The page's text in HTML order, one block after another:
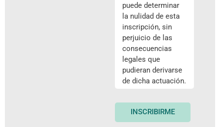
puede determinar
la nulidad de esta
inscripción, sin
perjuicio de las
consecuencias
legales que
pudieran derivarse
de dicha actuación.
INSCRIBIRME